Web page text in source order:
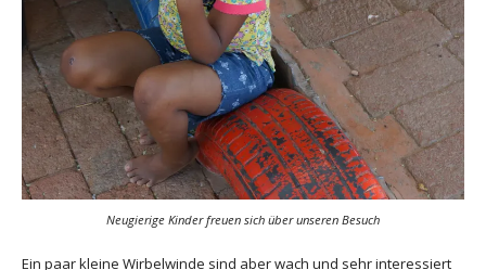
Neugierige Kinder freuen sich über unseren Besuch
Ein paar kleine Wirbelwinde sind aber wach und sehr interessiert